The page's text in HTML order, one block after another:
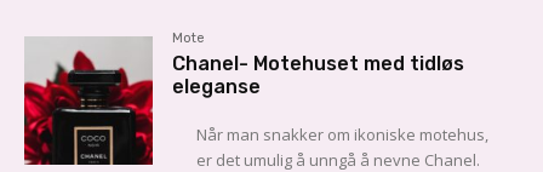
Mote
Chanel- Motehuset med tidløs
eleganse
Når man snakker om ikoniske motehus,
er det umulig å unngå å nevne Chanel.